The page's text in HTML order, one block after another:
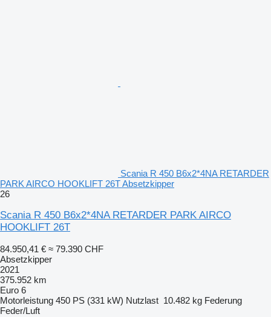
Scania R 450 B6x2*4NA RETARDER
PARK AIRCO HOOKLIFT 26T Absetzkipper
26
Scania R 450 B6x2*4NA RETARDER PARK AIRCO
HOOKLIFT 26T
84.950,41 € ≈ 79.390 CHF
Absetzkipper
2021
375.952 km
Euro 6
Motorleistung 450 PS (331 kW) Nutzlast 10.482 kg Federung
Feder/Luft